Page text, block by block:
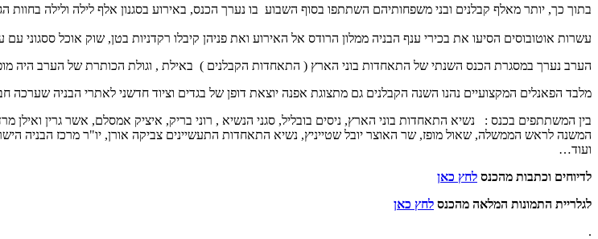
בתוך כך, יותר מאלף קבלנים ובני משפחותיהם השתתפו בסוף השבוע בו נערך הכנס, באירוע בסגנון אלף לילה ולילה בחוות
עשרות אוטובוסים הסיעו את בכירי ענף הבניה ממלון הרודס אל האירוע ואת פניהן קיבלו רקדניות בטן, שוק אוכל ססגוני
הערב נערך במסגרת הכנס השנתי של התאחדות בוני הארץ ( התאחדות הקבלנים ) באילת , וגולת הכותרת של הערב היה
מלבד הפאנלים המקצועיים נהנו השנה הקבלנים גם מתצוגת אפנה יוצאת דופן של בגדים וציוד חדשני לאתרי הבניה שערכה
בין המשתתפים בכנס : נשיא התאחדות בוני הארץ, ניסים בובליל, סגני הנשיא , רוני בריק, איציק אמסלם, אשר גרין
המשנה לראש הממשלה, שאול מופז, שר האוצר יובל שטייניץ, נשיא התאחדות התעשיינים צביקה אורן, יו"ר מרכז הבניה
ועוד…
לדיוחים וכתבות מהכנס לחץ כאן
לגלריית התמונות המלאה מהכנס לחץ כאן
.